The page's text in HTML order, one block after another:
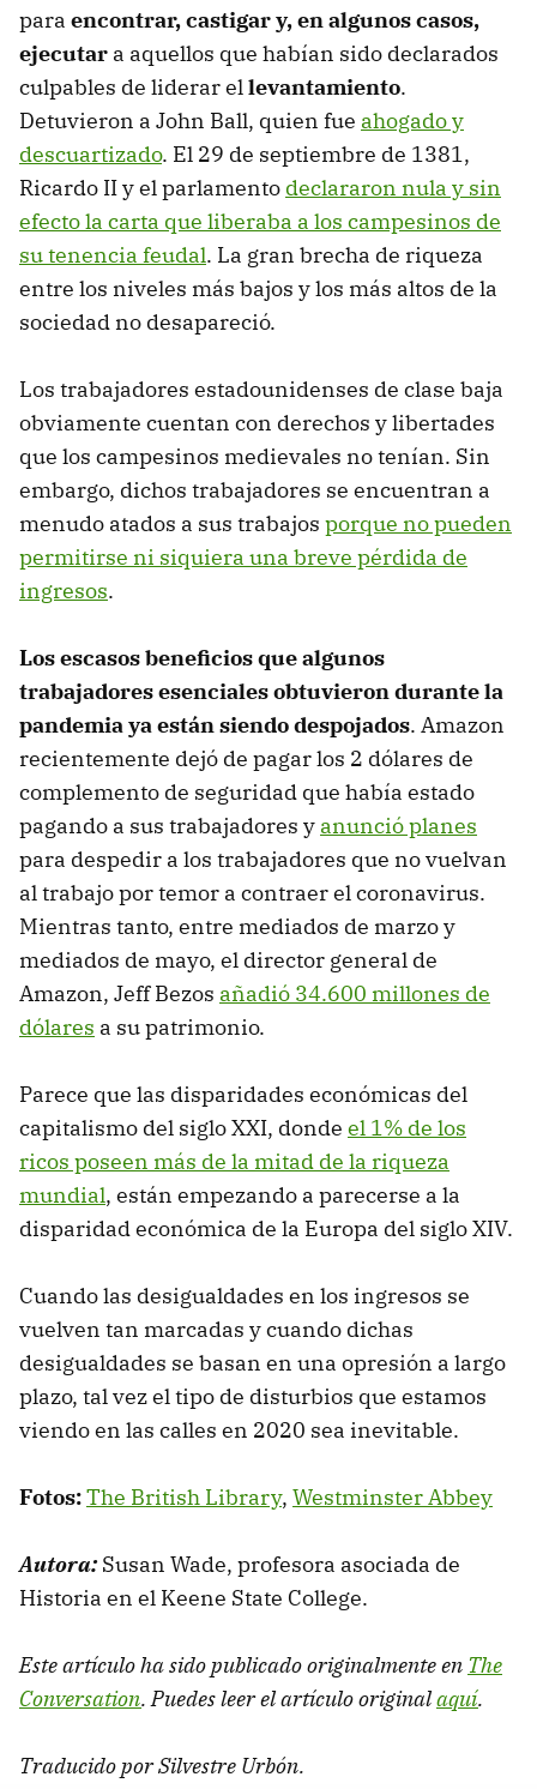
para encontrar, castigar y, en algunos casos,
ejecutar a aquellos que habían sido declarados
culpables de liderar ellevantamiento.
Detuvieron a John Ball, quien fue ahogado y
descuartizado. El 29 de septiembre de 1381,
Ricardo II y el parlamento declararon nula y sin
efecto la carta que liberaba a los campesinos de
su tenencia feudal. La gran brecha de riqueza
entre los niveles más bajos y los más altos de la
sociedad no desapareció.
Los trabajadores estadounidenses de clase baja
obviamente cuentan con derechos y libertades
que los campesinos medievales no tenían. Sin
embargo, dichos trabajadores se encuentran a
menudo atados a sus trabajos porque no pueden
permitirse ni siquiera una breve pérdida de
ingresos.
Los escasos beneficios que algunos
trabajadores esenciales obtuvieron durante la
pandemia ya están siendo despojados. Amazon
recientemente dejó de pagar los 2 dólares de
complemento de seguridad que había estado
pagando a sus trabajadores y anunció planes
para despedir a los trabajadores que no vuelvan
al trabajo por temor a contraer el coronavirus.
Mientras tanto, entre mediados de marzo y
mediados de mayo, el director general de
Amazon, Jeff Bezos añadió 34.600 millones de
dólares a su patrimonio.
Parece que las disparidades económicas del
capitalismo del siglo XXI, donde el 1% de los
ricos poseen más de la mitad de la riqueza
mundial, están empezando a parecerse a la
disparidad económica de la Europa del siglo XIV.
Cuando las desigualdades en los ingresos se
vuelven tan marcadas y cuando dichas
desigualdades se basan en una opresión a largo
plazo, tal vez el tipo de disturbios que estamos
viendo en las calles en 2020 sea inevitable.
Fotos:The British Library, Westminster Abbey
Autora:Susan Wade, profesora asociada de
Historia en el Keene State College.
Este artículo ha sido publicado originalmente en The
Conversation. Puedes leer el artículo originalaquí.
Traducido por Silvestre Urbón.